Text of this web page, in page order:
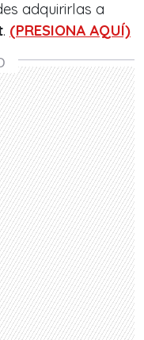
adquirirlas a
. (PRESIONA AQUÍ)